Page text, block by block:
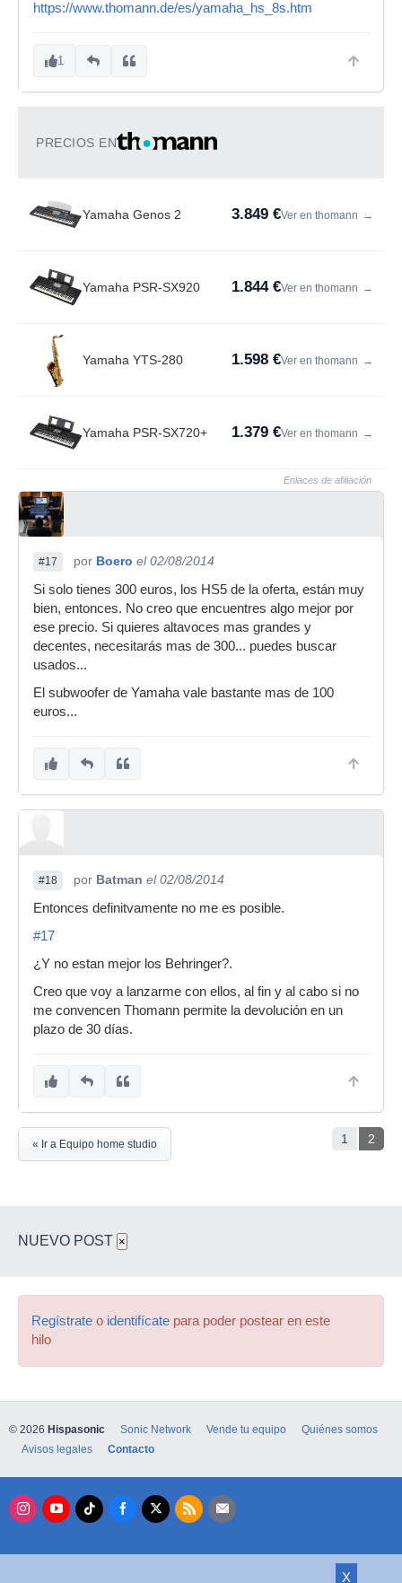
https://www.thomann.de/es/yamaha_hs_8s.htm
1
PRECIOS EN
Yamaha Genos 2 3.849 €Ver en thomann →
Yamaha PSR-SX920 1.844 €Ver en thomann →
Yamaha YTS-280 1.598 €Ver en thomann →
Yamaha PSR-SX720+ 1.379 €Ver en thomann →
Enlaces de afiliación
#17 por Boero el 02/08/2014
Si solo tienes 300 euros, los HS5 de la oferta, están muy
bien, entonces. No creo que encuentres algo mejor por
ese precio. Si quieres altavoces mas grandes y
decentes, necesitarás mas de 300... puedes buscar
usados...
El subwoofer de Yamaha vale bastante mas de 100
euros...
#18 por Batman el 02/08/2014
Entonces definitvamente no me es posible.
#17
¿Y no estan mejor los Behringer?.
Creo que voy a lanzarme con ellos, al fin y al cabo si no
me convencen Thomann permite la devolución en un
plazo de 30 días.
1 2
« Ir a Equipo home studio
NUEVO POST ×
Regístrate o identifícate para poder postear en este
hilo
X
© 2026 Hispasonic Sonic Network Vende tu equipo
Quiénes somos
Avisos legales
Contacto